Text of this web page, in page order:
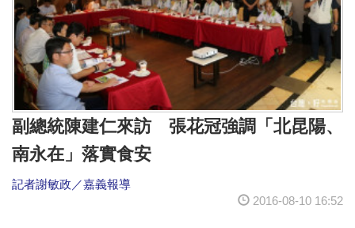
副總統陳建仁來訪 張花冠強調「北昆陽、
南永在」落實食安
記者謝敏政／嘉義報導
2016-08-10 16:52